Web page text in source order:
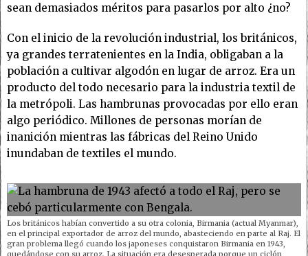
sean demasiados méritos para pasarlos por alto ¿no?
Con el inicio de la revolución industrial, los británicos,
ya grandes terratenientes en la India, obligaban a la
población a cultivar algodón en lugar de arroz. Era un
producto del todo necesario para la industria textil de
la metrópoli. Las hambrunas provocadas por ello eran
algo periódico. Millones de personas morían de
inanición mientras las fábricas del Reino Unido
inundaban de textiles el mundo.
Los británicos habían convertido a su otra colonia, Birmania (actual Myanmar),
en el principal exportador de arroz del mundo, abasteciendo en parte al Raj. El
gran problema llegó cuando los japoneses conquistaron Birmania en 1943,